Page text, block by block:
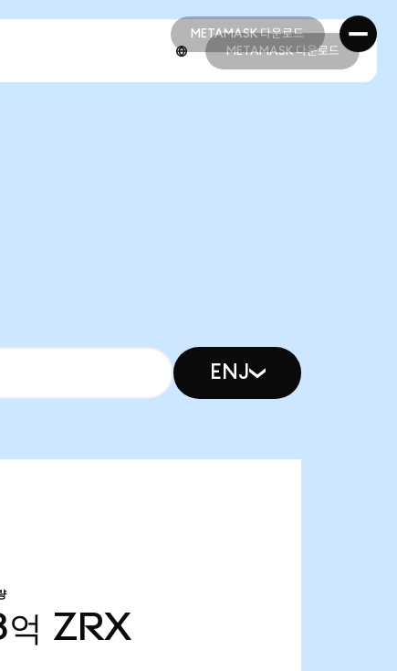
METAMASK 다운로드
METAMASK 다운로드
METAMASK 다운로드
ENJ
ZRX